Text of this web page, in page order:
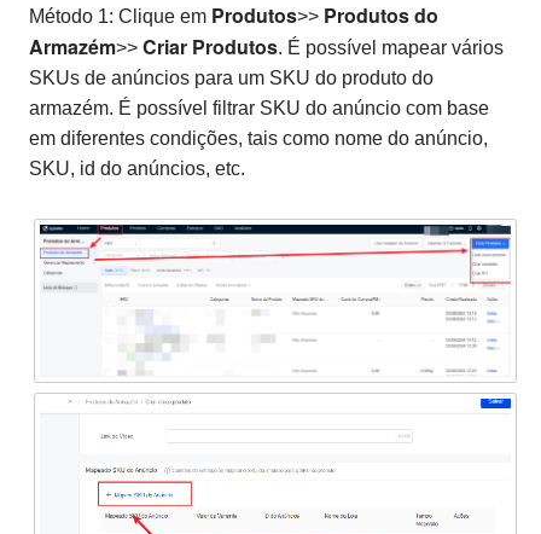
Método 1: Clique em Produtos>> Produtos do
Armazém>> Criar Produtos. É possível mapear vários
SKUs de anúncios para um SKU do produto do
armazém. É possível filtrar SKU do anúncio com base
em diferentes condições, tais como nome do anúncio,
SKU, id do anúncios, etc.